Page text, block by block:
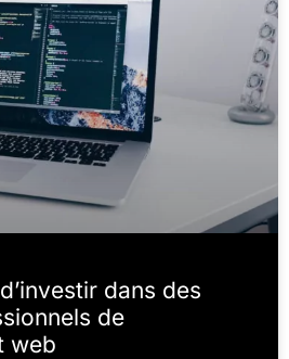
dans des
de
web